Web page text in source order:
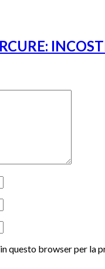
questo browser per la